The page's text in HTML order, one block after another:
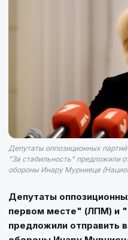
Депутаты оппозиционных
"За стабильность" предложили
обороны Инару Мурниеце
Депутаты
первом месте" (ЛПМ) и
предложили отправить